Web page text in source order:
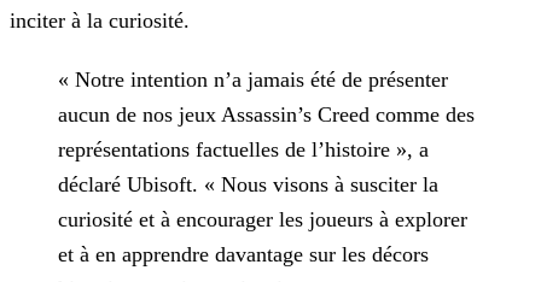
inciter à la curiosité.
« Notre intention n’a jamais été de présenter
aucun de nos jeux Assassin’s Creed comme des
représentations factuelles de l’histoire », a
déclaré Ubisoft. « Nous visons à susciter la
curiosité et à encourager les joueurs à explorer
et à en apprendre davantage sur les décors